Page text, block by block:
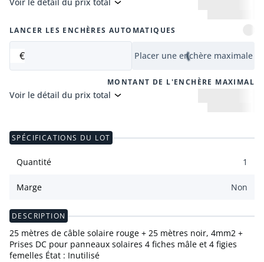
LANCER LES ENCHÈRES AUTOMATIQUES
€ Placer une enchère maximale
MONTANT DE L'ENCHÈRE MAXIMAL
Voir le détail du prix total
SPÉCIFICATIONS DU LOT
Quantité 1
Marge Non
DESCRIPTION
25 mètres de câble solaire rouge + 25 mètres noir, 4mm2 +
Prises DC pour panneaux solaires 4 fiches mâle et 4 figies
femelles État : Inutilisé